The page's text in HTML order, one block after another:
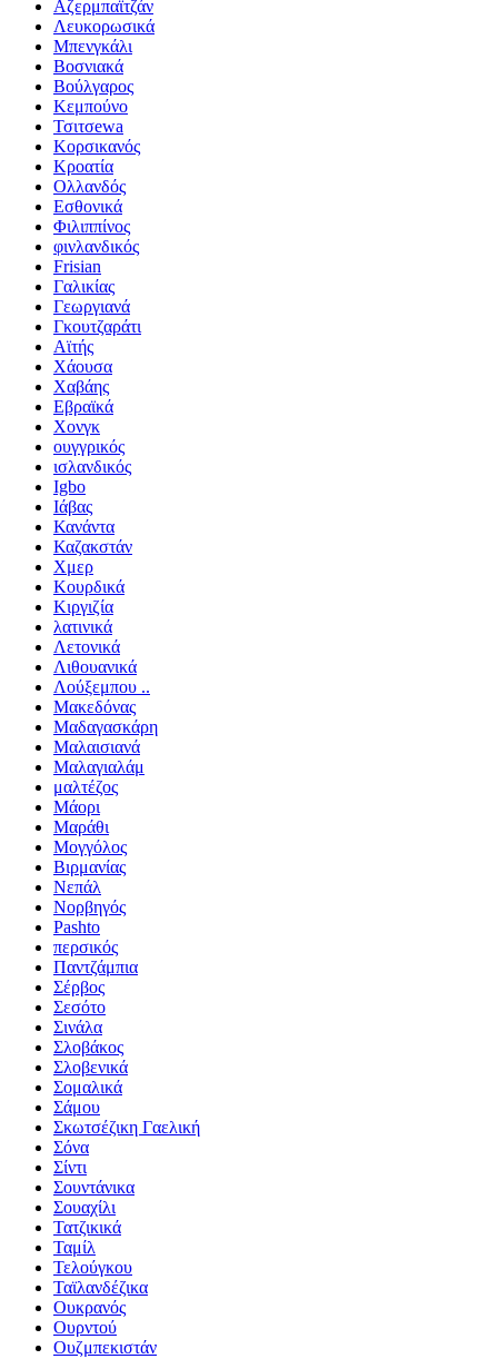
Αζερμπαϊτζάν
Λευκορωσικά
Μπενγκάλι
Βοσνιακά
Βούλγαρος
Κεμπούνο
Τσιτσewa
Κορσικανός
Κροατία
Ολλανδός
Εσθονικά
Φιλιππίνος
φινλανδικός
Frisian
Γαλικίας
Γεωργιανά
Γκουτζαράτι
Αϊτής
Χάουσα
Χαβάης
Εβραϊκά
Χονγκ
ουγγρικός
ισλανδικός
Igbo
Ιάβας
Κανάντα
Καζακστάν
Χμερ
Κουρδικά
Κιργιζία
λατινικά
Λετονικά
Λιθουανικά
Λούξεμπου ..
Μακεδόνας
Μαδαγασκάρη
Μαλαισιανά
Μαλαγιαλάμ
μαλτέζος
Μάορι
Μαράθι
Μογγόλος
Βιρμανίας
Νεπάλ
Νορβηγός
Pashto
περσικός
Παντζάμπια
Σέρβος
Σεσότο
Σινάλα
Σλοβάκος
Σλοβενικά
Σομαλικά
Σάμου
Σκωτσέζικη Γαελική
Σόνα
Σίντι
Σουντάνικα
Σουαχίλι
Τατζικικά
Ταμίλ
Τελούγκου
Ταϊλανδέζικα
Ουκρανός
Ουρντού
Ουζμπεκιστάν